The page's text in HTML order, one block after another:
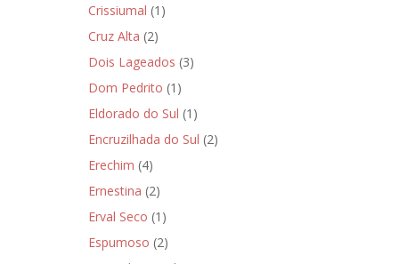
Crissiumal (1)
Cruz Alta (2)
Dois Lageados (3)
Dom Pedrito (1)
Eldorado do Sul (1)
Encruzilhada do Sul (2)
Erechim (4)
Ernestina (2)
Erval Seco (1)
Espumoso (2)